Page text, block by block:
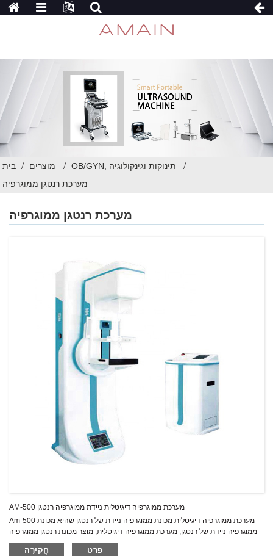
בית מוצרים
OB/GYN, תינוקות וגינקולוגיה
מערכת רנטגן ממוגרפיה
מערכת רנטגן ממוגרפיה
AM-500 מערכת ממוגרפיה דיגיטלית ניידת ממוגרפיה רנטגן
Am-500 מערכת ממוגרפיה דיגיטלית מכונת ממוגרפיה ניידת של רנטגן שהיא מכונת
ממוגרפיה ניידת של רנטגן, מערכת ממוגרפיה דיגיטלית, מוצר מכונת רנטגן ממוגרפיה
דיגיטלית.
חֲקִירָה פרט